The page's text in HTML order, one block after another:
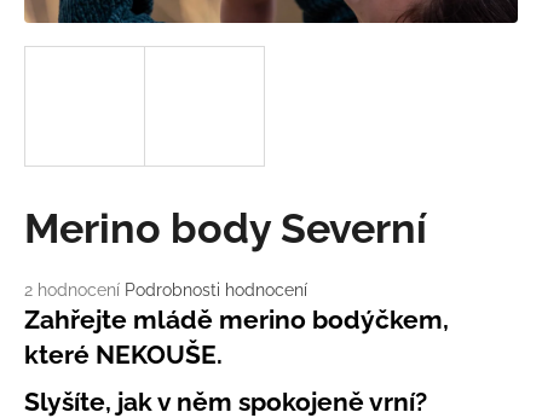
Průměrné
hodnocení
produktu
je
z
2 hodnocení Podrobnosti hodnocení
Merino body Severní
Zahřejte mládě merino bodýčkem,
které NEKOUŠE.
Slyšíte, jak v něm spokojeně vrní?
D
o
o
r
u
č
u